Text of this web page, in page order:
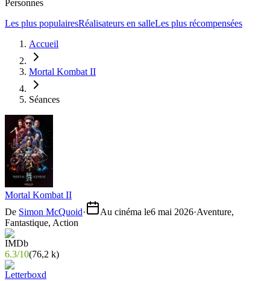
Personnes
Les plus populairesRéalisateurs en salleLes plus récompensées
Accueil
Mortal Kombat II
Séances
Mortal Kombat II
De Simon McQuoid· Au cinéma le6 mai 2026·Aventure,
Fantastique, Action
6.3/10(76,2 k)